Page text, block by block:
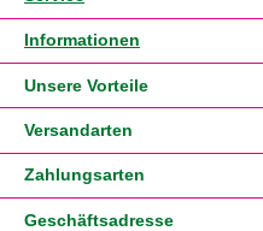
Informationen
Unsere Vorteile
Versandarten
Zahlungsarten
Geschäftsadresse